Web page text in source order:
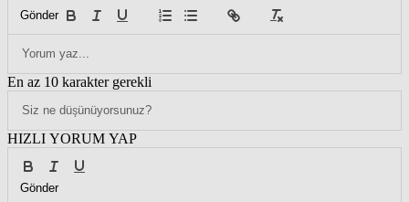
Gönder
En az 10 karakter gerekli
HIZLI YORUM YAP
Gönder